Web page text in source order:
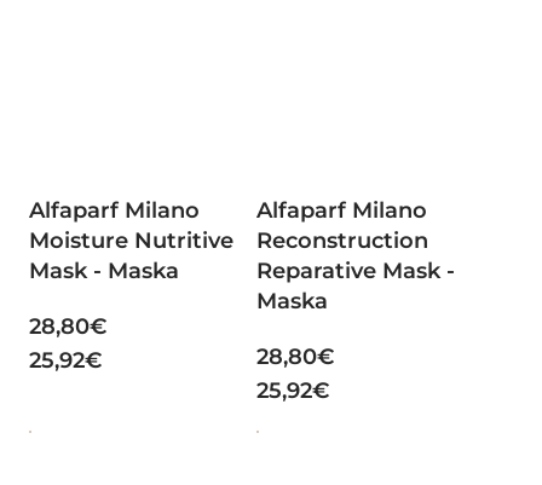
Alfaparf Milano
Moisture Nutritive
Mask - Maska
28,80€
25,92€
Alfaparf Milano
Reconstruction
Reparative Mask -
Maska
28,80€
25,92€